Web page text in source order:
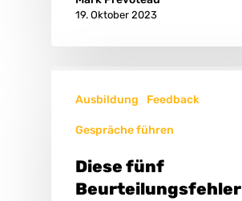
19. Oktober 2023
Ausbildung Feedback
Gespräche führen
Diese fünf
Beurteilungsfehler